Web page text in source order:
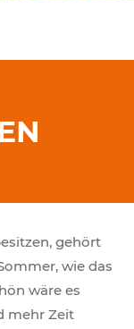
gehört
wie das
wäre es
mehr Zeit